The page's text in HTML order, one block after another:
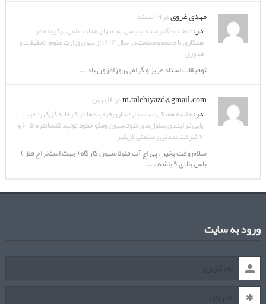
مهدی غرویدر ۱۹ اسفند
در:انتخاب دکتر صمد بنیسی به عنوان هیات علمی برگزیده در
همکاری با جامعه و صنعت در سال ۱۴۰۴ از سوی وزارت علوم، تحقیقات و
فناوری
توفیقات استاد عزیز و گرامی روزافزون باد ...
m.talebiyazd@gmail.comدر ۱۶ بهمن
در:جلسه هفتگی استانداردسازی فرآیندها در کارخانه گل‌گهر: عیب
یابی فرآیندی سلول‌های فلوتاسیون ومکو خطوط تولید کنسانتره ۵، ۶ و
۷ شرکت معدنی و صنعتی گل‌گهر
سلام وقت بخیر . پی اچ آب فلوتاسیون کارگاه ( جهت استخراج فلز )
باس بالای ۹ باشه . ...
ورود به سایت